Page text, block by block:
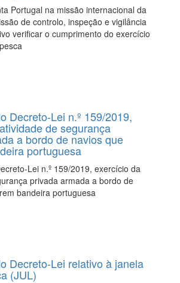
Portugal na missão internacional da
de controlo, inspeção e vigilância
verificar o cumprimento do exercício
Decreto-Lei n.º 159/2019,
de segurança
a bordo de navios que
portuguesa
Lei n.º 159/2019, exercício da
privada armada a bordo de
bandeira portuguesa
Decreto-Lei relativo à janela
(JUL)